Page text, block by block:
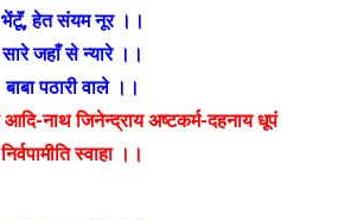
भेंटूॅं,हेत संयम नूर ।।
सारे जहाँ से न्यारे ।।
बाबा पठारी वाले ।।
आदि-नाथ जिनेन्द्राय अष्टकर्म-दहनाय धूपं
निर्वपामीति स्वाहा ।।